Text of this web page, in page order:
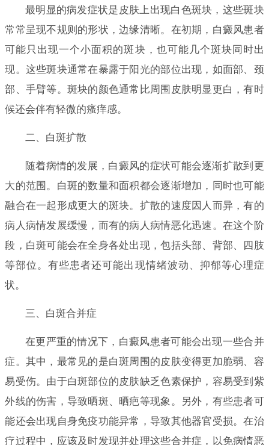
最明显的病发症状是皮肤上出现白色斑块，这些斑块
常常呈现不规则的形状，边缘清晰。在初期，白癜风患者
可能只出现一个小面积的斑块，也可能几个斑块同时出
现。这些斑块通常在暴露于阳光的部位出现，如面部、颈
部、手臂等。斑块的颜色通常比周围皮肤明显更白，有时
候还会伴有轻微的瘙痒感。
二、白斑扩散
随着病情的发展，白癜风的症状可能会逐渐扩散到更
大的范围。白斑的数量和面积都会逐渐增加，同时也可能
融合在一起形成更大的斑块。扩散的速度因人而异，有的
病人病情发展缓慢，而有的病人病情恶化迅速。在这个阶
段，白斑可能会在全身各处出现，包括头部、背部、四肢
等部位。有些患者还可能出现情绪波动、抑郁等心理症
状。
三、白斑合并症
在更严重的情况下，白癜风患者可能会出现一些合并
症。其中，最常见的是白斑周围的皮肤变得更加脆弱、容
易受伤。由于白斑部位的皮肤缺乏色素保护，容易受到紫
外线的伤害，导致晒斑、晒疤等现象。另外，有些患者可
能还会出现自身免疫功能异常，导致其他器官受损。在治
疗过程中，应该及时发现并处理这些合并症，以免病情恶